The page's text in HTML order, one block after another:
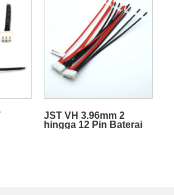
JST VH 3.96mm 2
hingga 12 Pin Baterai